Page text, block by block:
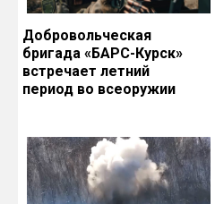
Добровольческая
бригада «БАРС-Курск»
встречает летний
период во всеоружии